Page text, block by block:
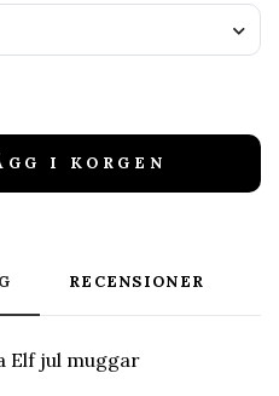
I KORGEN
RECENSIONER
Elf jul muggar